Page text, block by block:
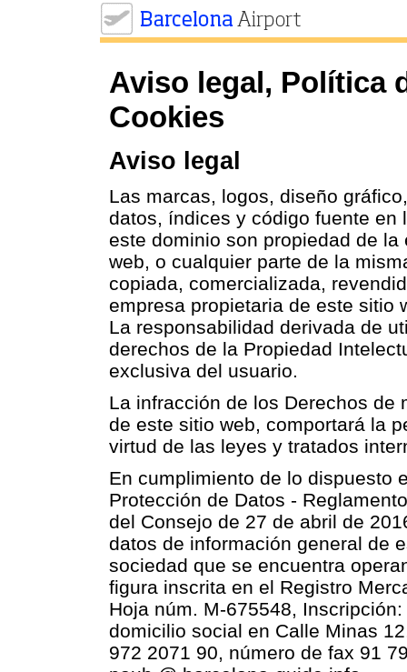
Aviso legal, Política
Cookies
Aviso legal
Las marcas, logos, diseño
datos, índices y código fuente en
este dominio son propiedad de
web, o cualquier parte de la
copiada, comercializada,
empresa propietaria de este sitio
La responsabilidad derivada de
derechos de la Propiedad
exclusiva del usuario.
La infracción de los Derechos de
de este sitio web, comportará la
virtud de las leyes y tratados
En cumplimiento de lo dispuesto
Protección de Datos -
del Consejo de 27 de abril de
datos de información general de
sociedad que se encuentra
figura inscrita en el Registro
Hoja núm. M-675548, Inscripción:
domicilio social en Calle Minas
972 2071 90, número de fax 91